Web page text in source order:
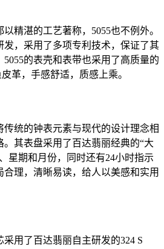
精湛的工艺著称，5055也不例外。
发，采用了多项专利技术，保证了其
的表壳和表带也采用了高质量的
革，手感舒适，质感上乘。
传统的钟表元素与现代的设计理念相
其表盘采用了百达翡丽经典的“大
星期和月份，同时还有24小时指示
理，清晰易读，给人以美感和实用
采用了百达翡丽自主研发的324 S